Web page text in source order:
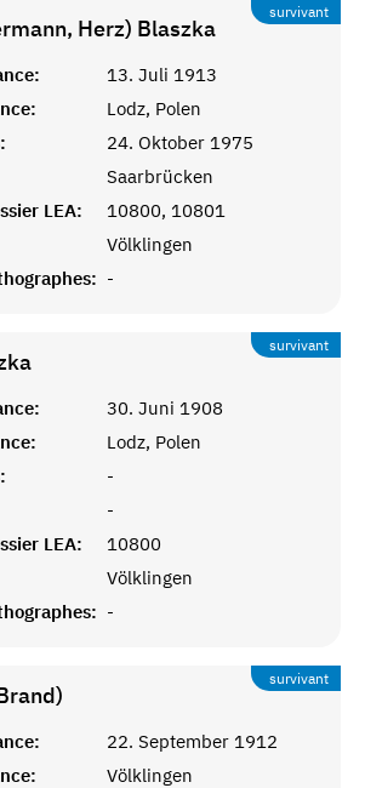
survivant
Herz) Blaszka
13. Juli 1913
Lodz, Polen
24. Oktober 1975
Saarbrücken
LEA:
10800, 10801
Völklingen
-
survivant
30. Juni 1908
Lodz, Polen
-
-
LEA:
10800
Völklingen
-
survivant
22. September 1912
Völklingen